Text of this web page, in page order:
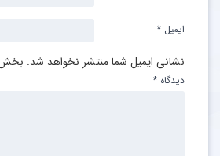
نشانی ایمیل شما منتشر نخواهد شد.
دیدگاه *
ایمیل *